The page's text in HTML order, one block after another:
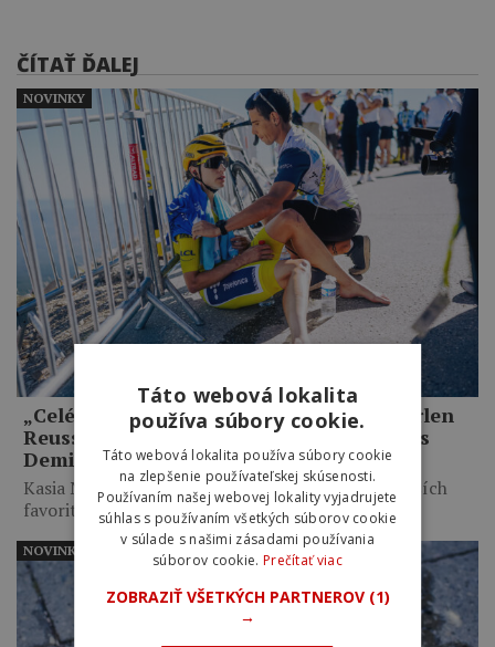
ČÍTAŤ ĎALEJ
„Celé mi to pripadalo trochu hlúpe.“ Marlen
Reusser priznala zbytočné taktizovanie s
Demi Vollering na Mont Ventoux
Kasia Niewiadoma využila taktické váhanie najväčších
favoritiek, necelých desať kilometrov…
NOVINKY
NOVINKY
Táto webová lokalita
používa súbory cookie.
Táto webová lokalita používa súbory cookie
na zlepšenie používateľskej skúsenosti.
Používaním našej webovej lokality vyjadrujete
súhlas s používaním všetkých súborov cookie
v súlade s našimi zásadami používania
súborov cookie. Prečítať viac
ZOBRAZIŤ VŠETKÝCH PARTNEROV (1)
→